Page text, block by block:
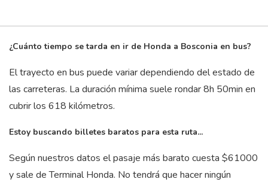
¿Cuánto tiempo se tarda en ir de Honda a Bosconia en bus?
El trayecto en bus puede variar dependiendo del estado de
las carreteras. La duración mínima suele rondar 8h 50min en
cubrir los 618 kilómetros.
Estoy buscando billetes baratos para esta ruta...
Según nuestros datos el pasaje más barato cuesta $61000
y sale de Terminal Honda. No tendrá que hacer ningún